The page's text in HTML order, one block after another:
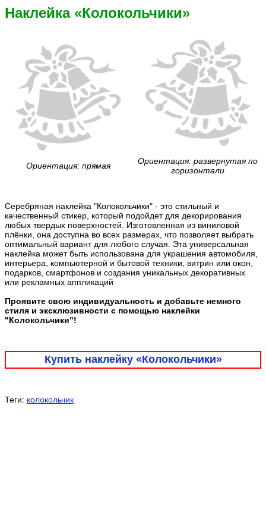
Наклейка «Колокольчики»
Ориентация: прямая
Ориентация: развернутая по
горизонтали
Серебряная наклейка "Колокольчики" - это стильный и
качественный стикер, который подойдет для декорирования
любых твердых поверхностей. Изготовленная из виниловой
плёнки, она доступна во всех размерах, что позволяет выбрать
оптимальный вариант для любого случая. Эта универсальная
наклейка может быть использована для украшения автомобиля,
интерьера, компьютерной и бытовой техники, витрин или окон,
подарков, смартфонов и создания уникальных декоративных
или рекламных аппликаций
Проявите свою индивидуальность и добавьте немного
стиля и эксклюзивности с помощью наклейки
"Колокольчики"!
Купить наклейку «Колокольчики»
Теги: колокольчик